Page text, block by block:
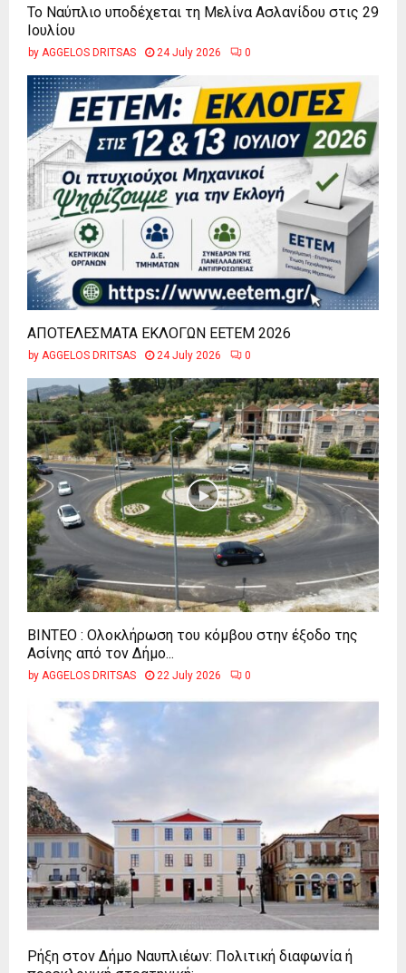
Το Ναύπλιο υποδέχεται τη Μελίνα Ασλανίδου στις 29
Ιουλίου
by AGGELOS DRITSAS 24 July 2026 0
ΑΠΟΤΕΛΕΣΜΑΤΑ ΕΚΛΟΓΩΝ ΕΕΤΕΜ 2026
by AGGELOS DRITSAS 24 July 2026 0
ΒΙΝΤΕΟ : Ολοκλήρωση του κόμβου στην έξοδο της
Ασίνης από τον Δήμο...
by AGGELOS DRITSAS 22 July 2026 0
Ρήξη στον Δήμο Ναυπλιέων: Πολιτική διαφωνία ή